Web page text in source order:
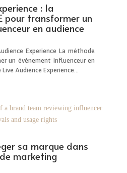
: la
pour transformer un
en audience
Experience La méthode
un événement influenceur en
Audience Experience...
sa marque dans
marketing